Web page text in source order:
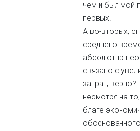
чем и был мой
первых.
А во-вторых,
среднего
абсолютно
связано с
затрат, верно?
несмотря на
благе